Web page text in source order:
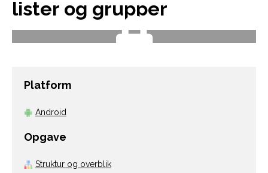
lister og grupper
Platform
Android
Opgave
Struktur og overblik